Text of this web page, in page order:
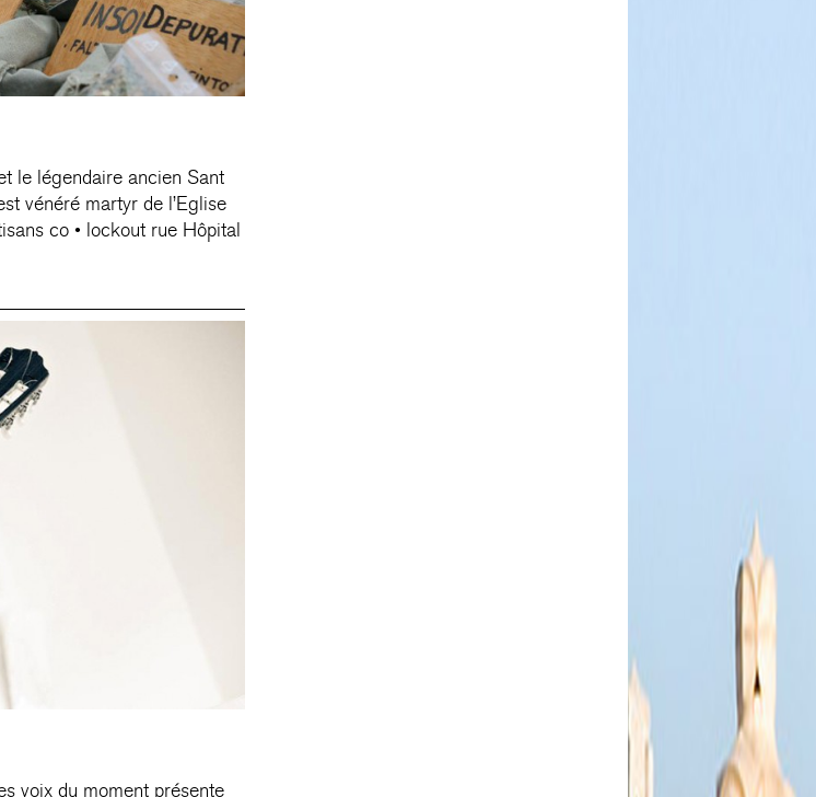
le légendaire ancien Sant
vénéré martyr de l’Eglise
co • lockout rue Hôpital
voix du moment présente